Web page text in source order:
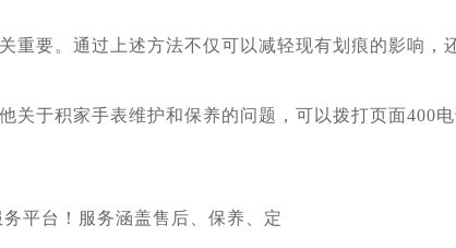
要。通过上述方法不仅可以减轻现有划痕的影响，
关于积家手表维护和保养的问题，可以拨打页面400